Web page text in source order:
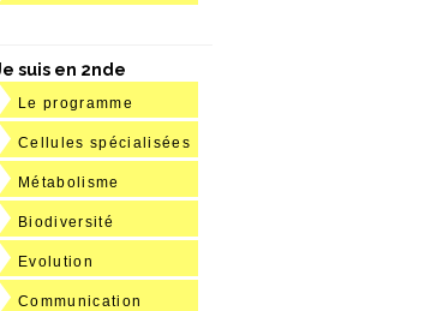
suis en 2nde
Le programme
Cellules spécialisées
Métabolisme
Biodiversité
Evolution
Communication